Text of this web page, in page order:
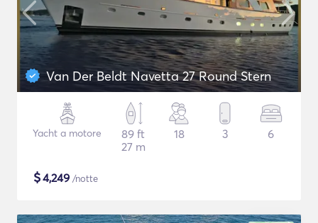
Van Der Beldt Navetta 27 Round Stern
Yacht a motore
89 ft
27 m
18 3 6
$4,249 /notte